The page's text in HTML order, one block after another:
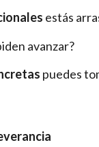
estás
avanzar?
puedes